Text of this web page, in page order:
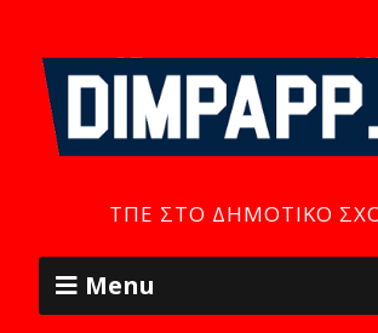
ΤΠΕ ΣΤΟ ΔΗΜΟΤΙΚΌ
Menu